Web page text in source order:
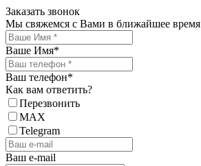
Заказать звонок
Мы свяжемся с Вами в ближайшее время
Ваше Имя*
Ваш телефон*
Как вам ответить?
Перезвонить
MAX
Telegram
Ваш e-mail